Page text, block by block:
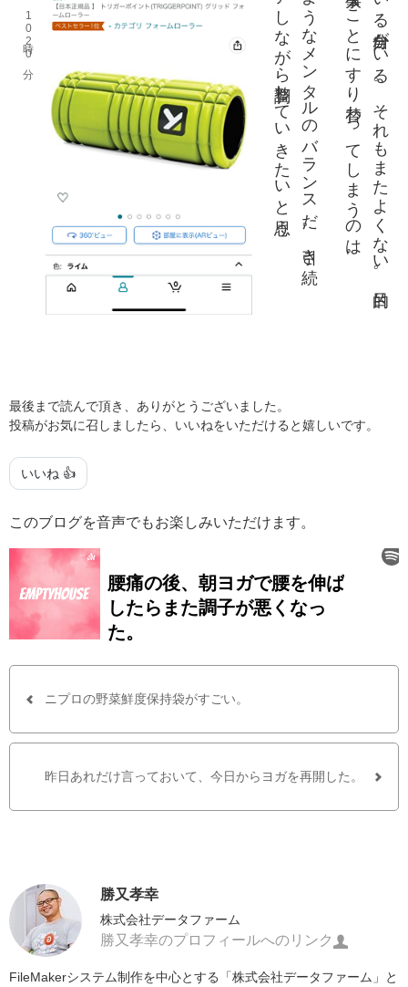
最後まで読んで頂き、ありがとうございました。
投稿がお気に召しましたら、いいねをいただけると嬉しいです。
いいね 👍
このブログを音声でもお楽しみいただけます。
ニプロの野菜鮮度保持袋がすごい。
昨日あれだけ言っておいて、今日からヨガを再開した。
勝又孝幸
株式会社データファーム
勝又孝幸のプロフィールへのリンク
FileMakerシステム制作を中心とする「株式会社データファーム」と